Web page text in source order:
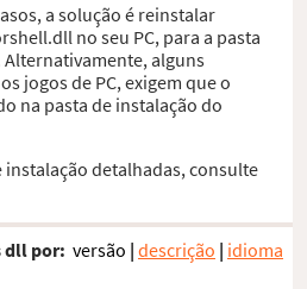
a solução é reinstalar
no seu PC, para a pasta
alguns
jogos de PC, exigem que o
na pasta de instalação do
detalhadas, consulte
dll por: versão | descrição | idioma